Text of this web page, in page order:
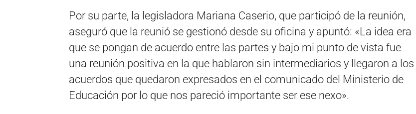
Por su parte, la legisladora Mariana Caserio, que participó de la reunión,
aseguró que la reunió se gestionó desde su oficina y apuntó: «La idea era
que se pongan de acuerdo entre las partes y bajo mi punto de vista fue
una reunión positiva en la que hablaron sin intermediarios y llegaron a los
acuerdos que quedaron expresados en el comunicado del Ministerio de
Educación por lo que nos pareció importante ser ese nexo».